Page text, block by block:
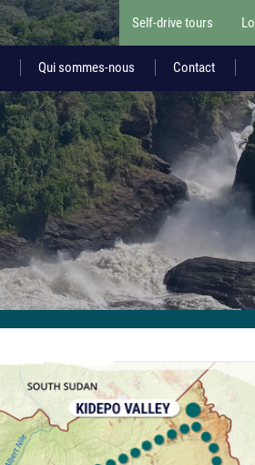
Self-drive tours
Qui sommes-nous Contact